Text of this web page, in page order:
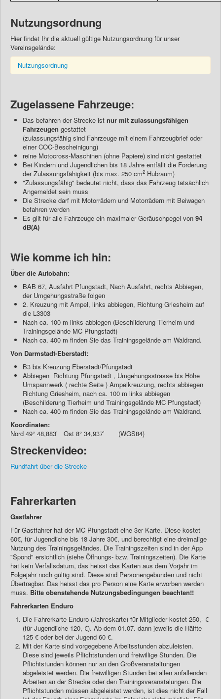
Nutzungsordnung
Hier findet Ihr die aktuell gültige Nutzungsordnung für unser
Vereinsgelände:
Nutzungsordnung
Zugelassene Fahrzeuge:
Das befahren der Strecke ist nur mit zulassungsfähigen
Fahrzeugen gestattet
(zulassungsfähig sind Fahrzeuge mit einem Fahrzeugbrief oder
einer COC-Bescheinigung)
reine Motocross-Maschinen (ohne Papiere) sind nicht gestattet
Bei Kindern und Jugendlichen bis 18 Jahre entfällt die Forderung
der Zulassungsfähigkeit (bis max. 250 cm2 Hubraum)
"Zulassungsfähig" bedeutet nicht, dass das Fahrzeug tatsächlich
Angemeldet sein muss
Die Strecke darf mit Motorrädern und Motorrädern mit Beiwagen
befahren werden
Es gilt für alle Fahrzeuge ein maximaler Geräuschpegel von 94
dB(A)
Wie komme ich hin:
Über die Autobahn:
BAB 67, Ausfahrt Pfungstadt, Nach Ausfahrt, rechts Abbiegen,
der Umgehungsstraße folgen
2. Kreuzung mit Ampel, links abbiegen, Richtung Griesheim auf
die L3303
Nach ca. 100 m links abbiegen (Beschilderung Tierheim und
Trainingsgelände MC Pfungstadt)
Nach ca. 400 m finden Sie das Trainingsgelände am Waldrand.
Von Darmstadt-Eberstadt:
B3 bis Kreuzung Eberstadt/Pfungstadt
Abbiegen Richtung Pfungstadt , Umgehungsstrasse bis Höhe
Umspannwerk ( rechte Seite ) Ampelkreuzung, rechts abbiegen
Richtung Griesheim, nach ca. 100 m links abbiegen
(Beschilderung Tierheim und Trainingsgelände MC Pfungstadt)
Nach ca. 400 m finden Sie das Trainingsgelände am Waldrand.
Koordinaten:
Nord 49° 48,883’ Ost 8° 34,937’ (WGS84)
Streckenvideo:
Rundfahrt über die Strecke
Fahrerkarten
Gastfahrer
Für Gastfahrer hat der MC Pfungstadt eine 3er Karte. Diese kostet
60€, für Jugendliche bis 18 Jahre 30€, und berechtigt eine dreimalige
Nutzung des Trainingsgeländes. Die Trainingszeiten sind in der App
"Spond" ersichtlich (siehe Öffnungs- bzw. Trainingszeiten). Die Karte
hat kein Verfallsdatum, das heisst das Karten aus dem Vorjahr im
Folgejahr noch gültig sind. Diese sind Personengebunden und nicht
Übertragbar. Das heisst das pro Person eine Karte erworben werden
muss. Bitte obenstehende Nutzungsbedingungen beachten!!
Fahrerkarten Enduro
Die Fahrerkarte Enduro (Jahreskarte) für Mitglieder kostet 250,- €
(für Jugendliche 120,-€). Ab dem 01.07. dann jeweils die Hälfte
125 € oder bei der Jugend 60 €.
Mit der Karte sind vorgegebene Arbeitsstunden abzuleisten.
Diese sind jeweils Pflichtstunden und freiwillige Stunden. Die
Pflichtstunden können nur an den Großveranstaltungen
abgeleistet werden. Die freiwilligen Stunden bei allen anfallenden
Arbeiten an der Strecke oder den Trainingsveranstalungen. Die
Pflichtstunden müssen abgeleistet werden, ist dies nicht der Fall